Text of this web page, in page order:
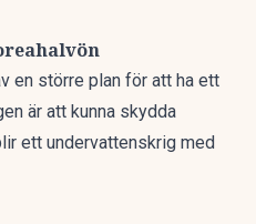
en större plan för att ha ett
är att kunna skydda
ett undervattenskrig med